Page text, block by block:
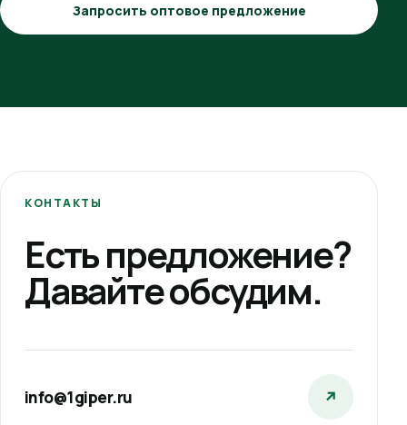
Запросить оптовое предложение
КОНТАКТЫ
Есть предложение?
Давайте обсудим.
info@1giper.ru ↗